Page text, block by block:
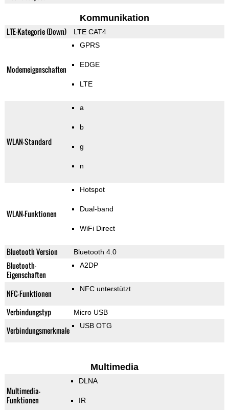
Kommunikation
LTE-Kategorie (Down) LTE CAT4
Modemeigenschaften
GPRS
EDGE
LTE
WLAN-Standard
a
b
g
n
WLAN-Funktionen
Hotspot
Dual-band
WiFi Direct
Bluetooth Version Bluetooth 4.0
Bluetooth-
Eigenschaften
A2DP
NFC-Funktionen NFC unterstützt
Verbindungstyp Micro USB
Verbindungsmerkmale USB OTG
Multimedia
Multimedia-
Funktionen
DLNA
IR